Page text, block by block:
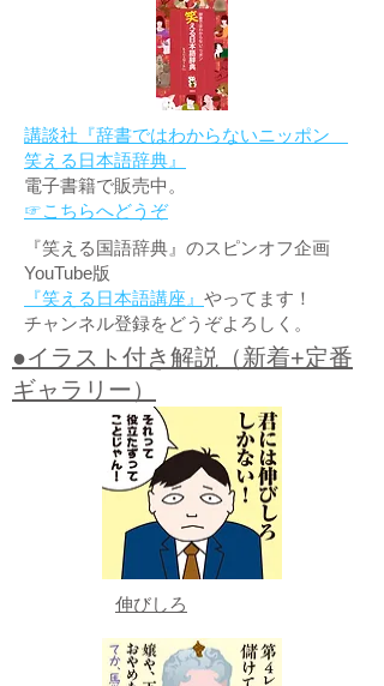
講談社『辞書ではわからないニッポン
笑える日本語辞典』
電子書籍で販売中。
☞こちらへどうぞ
『笑える国語辞典』のスピンオフ企画
YouTube版
『笑える日本語講座』 やってます！
チャンネル登録をどうぞよろしく。
●イラスト付き解説（新着+定番
ギャラリー）
伸びしろ